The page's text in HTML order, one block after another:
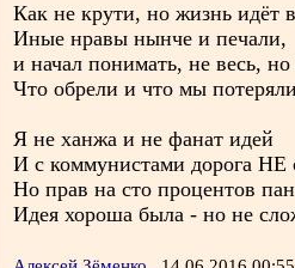
Как не крути, но жизнь идёт
Иные нравы нынче и печали,
и начал понимать, не весь,
Что обрели и что мы потеряли
Я не ханжа и не фанат идей
И с коммунистами дорога НЕ
Но прав на сто процентов
Идея хороша была - но не